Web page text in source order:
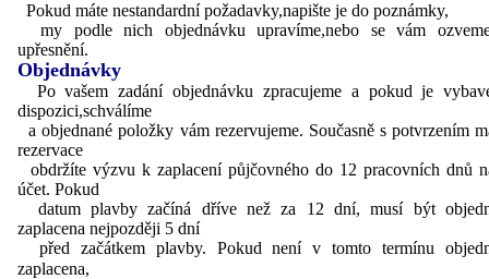
Pokud máte nestandardní požadavky,napište je do poznámky,
my podle nich objednávku upravíme,nebo se vám
upřesnění.
Objednávky
Po vašem zadání objednávku zpracujeme a pokud je
dispozici,schválíme
a objednané položky vám rezervujeme. Současně s potvrzením
rezervace
obdržíte výzvu k zaplacení půjčovného do 12 pracovních dnů
účet. Pokud
datum plavby začíná dříve než za 12 dní, musí být
zaplacena nejpozději 5 dní
před začátkem plavby. Pokud není v tomto termínu
zaplacena,